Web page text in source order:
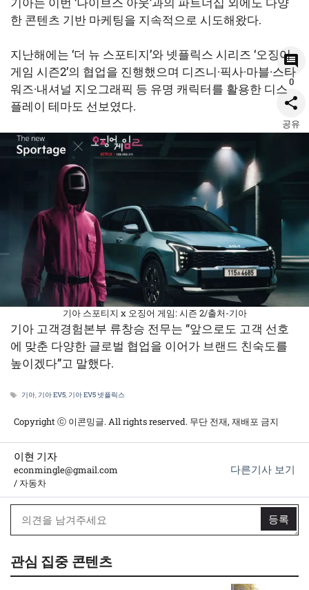
한 콘텐츠 기반 마케팅을 지속적으로 시도해왔다.
지난해에는 ‘더 뉴 스포티지’와 넷플릭스 시리즈 ‘오징어
게임 시즌2’의 협업을 진행했으며 디즈니·픽사·마블·스타
워즈·내셔널 지오그래픽 등 유명 캐릭터를 활용한 디스
플레이 테마도 선보였다.
기아 스포티지 x 오징어 게임: 시즌 2/출처-기아
기아 고객경험본부 류창승 전무는 “앞으로도 고객 선호
에 맞춘 다양한 글로벌 협업을 이어가 브랜드 친숙도를
높이겠다”고 말했다.
0
공유
태
기아, 기아 EV5, 기아 EV5 넷플릭스
Copyright ⓒ 이콘밍글. All rights reserved. 무단 전재, 재배포 금지
이현 기자
econmingle@gmail.com
/ 자동차
다른기사 보기
관심 집중 콘텐츠